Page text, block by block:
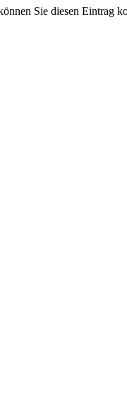
Sie diesen Eintrag